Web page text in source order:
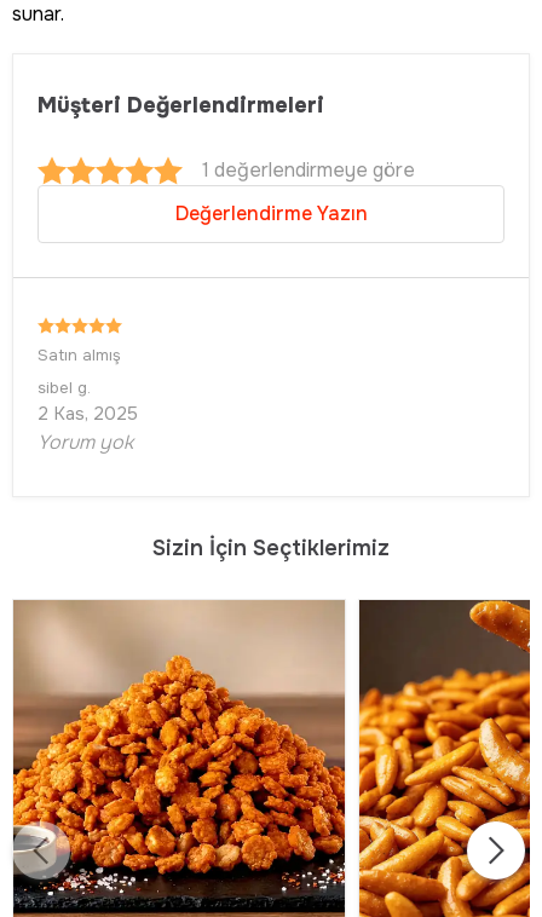
sunar.
Müşteri Değerlendirmeleri
1 değerlendirmeye göre
Değerlendirme Yazın
Satın almış
sibel g.
2 Kas, 2025
Yorum yok
Sizin İçin Seçtiklerimiz